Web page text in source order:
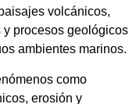
volcánicos,
procesos geológicos
ambientes marinos.
como
erosión y